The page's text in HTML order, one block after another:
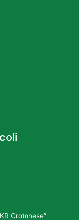
Crotonese”